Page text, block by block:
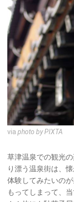
via photo by PIXTA
草津温泉での観光
り漂う温泉街は、
体験してみたいの
もってしまって、